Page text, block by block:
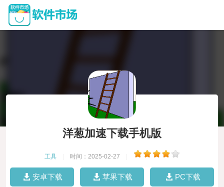
洋葱加速下载手机版
工具 时间：2025-02-27
安卓下载 苹果下载 PC下载